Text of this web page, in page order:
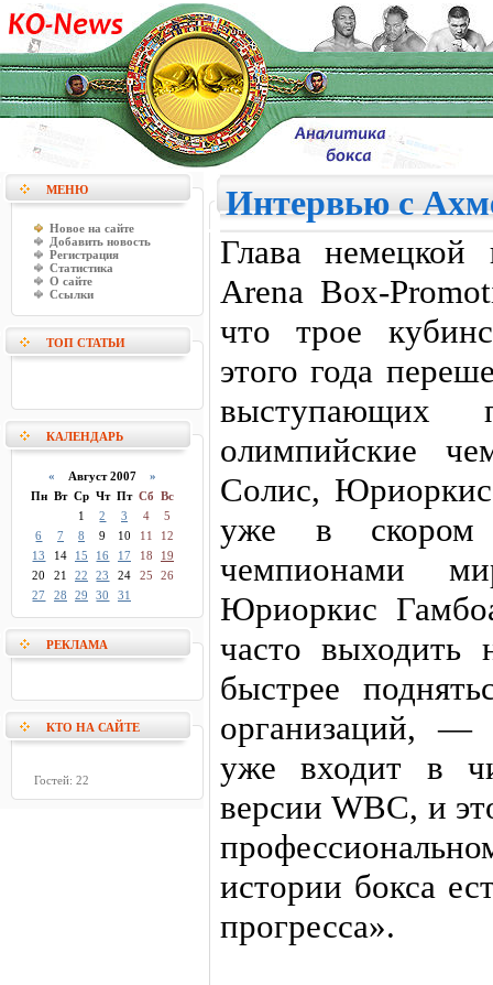
МЕНЮ
Новое на сайте
Добавить новость
Регистрация
Статистика
О сайте
Ссылки
ТОП СТАТЬИ
КАЛЕНДАРЬ
« Август 2007 »
Пн Вт Ср Чт Пт Сб Вс
1
2 3 4
5
6
7 8 9 10 11
12
13
14 15 16 17 18
19
20
21 22 23 24 25
26
27
28 29 30 31
РЕКЛАМА
КТО НА САЙТЕ
Гостей: 22
Интервью с
Глава немецкой
Arena Box-
что трое
этого года
олимпийские
Солис,
уже в скором
чемпионами
Юриоркис
часто выходить
быстрее
организаций,
уже входит в
версии WBC, и
истории бокса
прогресса».